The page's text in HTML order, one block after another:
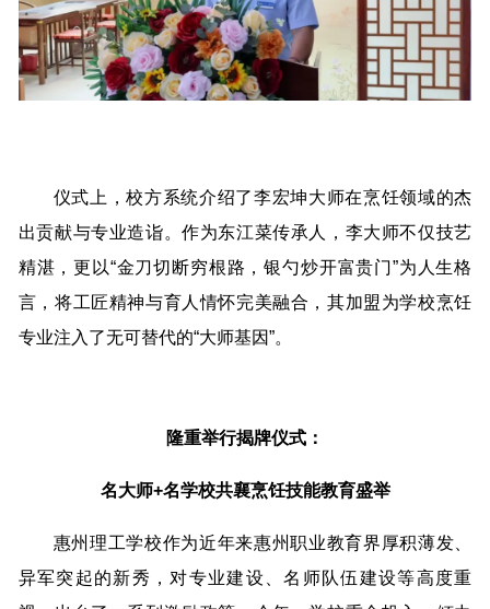
仪式上，校方系统介绍了李宏坤大师在烹饪领域的杰
出贡献与专业造诣。作为东江菜传承人，李大师不仅技艺
精湛，更以“金刀切断穷根路，银勺炒开富贵门”为人生格
言，将工匠精神与育人情怀完美融合，其加盟为学校烹饪
专业注入了无可替代的“大师基因”。
隆重举行揭牌仪式：
名大师+名学校共襄烹饪技能教育盛举
惠州理工学校作为近年来惠州职业教育界厚积薄发、
异军突起的新秀，对专业建设、名师队伍建设等高度重